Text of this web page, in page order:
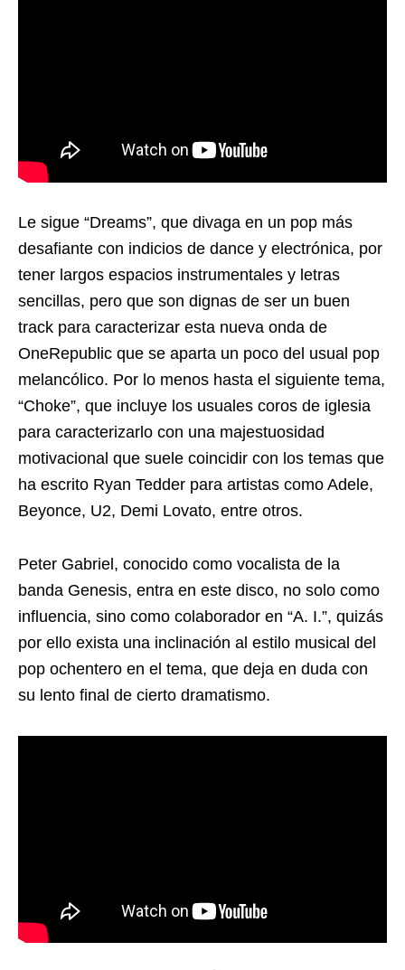
Le sigue “Dreams”, que divaga en un pop más
desafiante con indicios de dance y electrónica, por
tener largos espacios instrumentales y letras
sencillas, pero que son dignas de ser un buen
track para caracterizar esta nueva onda de
OneRepublic que se aparta un poco del usual pop
melancólico. Por lo menos hasta el siguiente tema,
“Choke”, que incluye los usuales coros de iglesia
para caracterizarlo con una majestuosidad
motivacional que suele coincidir con los temas que
ha escrito Ryan Tedder para artistas como Adele,
Beyonce, U2, Demi Lovato, entre otros.
Peter Gabriel, conocido como vocalista de la
banda Genesis, entra en este disco, no solo como
influencia, sino como colaborador en “A. I.”, quizás
por ello exista una inclinación al estilo musical del
pop ochentero en el tema, que deja en duda con
su lento final de cierto dramatismo.